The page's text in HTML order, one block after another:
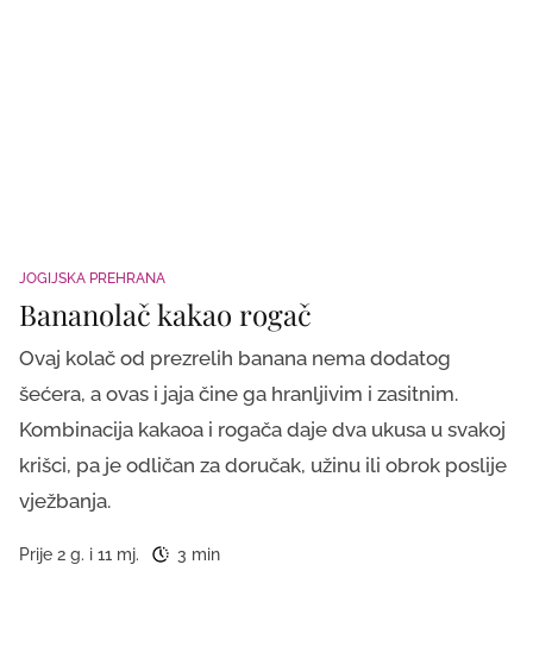
JOGIJSKA PREHRANA
Bananolač kakao rogač
Ovaj kolač od prezrelih banana nema dodatog
šećera, a ovas i jaja čine ga hranljivim i zasitnim.
Kombinacija kakaoa i rogača daje dva ukusa u svakoj
krišci, pa je odličan za doručak, užinu ili obrok poslije
vježbanja.
Prije 2 g. i 11 mj. 3 min